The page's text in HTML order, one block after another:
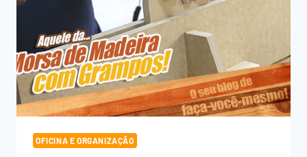
OFICINA E ORGANIZAÇÃO